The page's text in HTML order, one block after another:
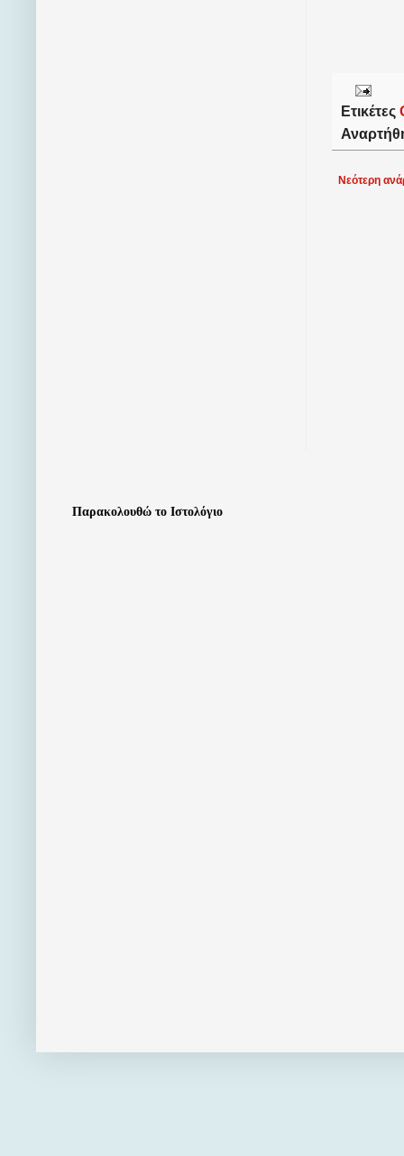
Ετικέτες
Νεότερη
Παρακολουθώ το Ιστολόγιο